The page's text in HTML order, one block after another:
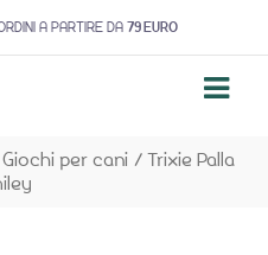
A PARTIRE DA 79 EURO
Giochi per cani / Trixie Palla